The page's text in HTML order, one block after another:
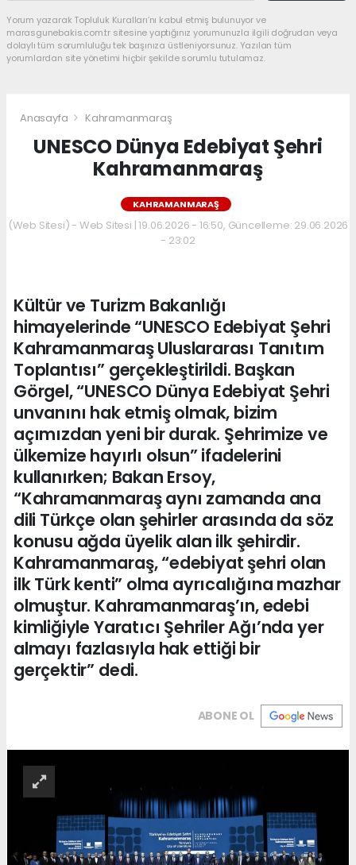
Yorum yazarak Topluluk Kuralları’nı kabul etmiş bulunuyor ve
marasgunebakis.com.tr sitesine yaptığınız yorumunuzla ilgili doğrudan veya
dolaylı tüm sorumluluğu tek başınıza üstleniyorsunuz. Yazılan tüm
yorumlardan site yönetimi hiçbir şekilde sorumlu tutulamaz.
Anasayfa Kahramanmaraş
UNESCO Dünya Edebiyat Şehri
Kahramanmaraş
KAHRAMANMARAŞ
(Web Sitesi) - Web Sitesi | 19.06.2026 - 16:50, Güncelleme: 29.06.2026
- 23:02
Kültür ve Turizm Bakanlığı
himayelerinde “UNESCO Edebiyat Şehri
Kahramanmaraş Uluslararası Tanıtım
Toplantısı” gerçekleştirildi. Başkan
Görgel, “UNESCO Dünya Edebiyat Şehri
unvanını hak etmiş olmak, bizim
açımızdan yeni bir durak. Şehrimize ve
ülkemize hayırlı olsun” ifadelerini
kullanırken; Bakan Ersoy,
“Kahramanmaraş aynı zamanda ana
dili Türkçe olan şehirler arasında da söz
konusu ağda üyelik alan ilk şehirdir.
Kahramanmaraş, “edebiyat şehri olan
ilk Türk kenti” olma ayrıcalığına mazhar
olmuştur. Kahramanmaraş’ın, edebi
kimliğiyle Yaratıcı Şehriler Ağı’nda yer
almayı fazlasıyla hak ettiği bir
gerçektir” dedi.
ABONE OL